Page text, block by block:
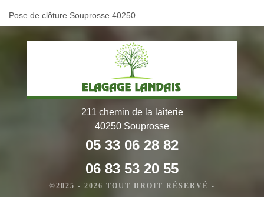
Pose de clôture Souprosse 40250
211 chemin de la laiterie
40250 Souprosse
05 33 06 28 82
06 83 53 20 55
©2025 - 2026 TOUT DROIT RÉSERVÉ -